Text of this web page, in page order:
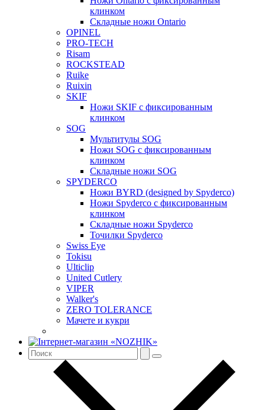
клинком
Складные ножи Ontario
OPINEL
PRO-TECH
Risam
ROCKSTEAD
Ruike
Ruixin
SKIF
Ножи SKIF с фиксированным
клинком
SOG
Мультитулы SOG
Ножи SOG с фиксированным
клинком
Складные ножи SOG
SPYDERCO
Ножи BYRD (designed by Spyderco)
Ножи Spyderco c фиксированным
клинком
Складные ножи Spyderco
Точилки Spyderco
Swiss Eye
Tokisu
Ulticlip
United Cutlery
VIPER
Walker's
ZERO TOLERANCE
Мачете и кукри